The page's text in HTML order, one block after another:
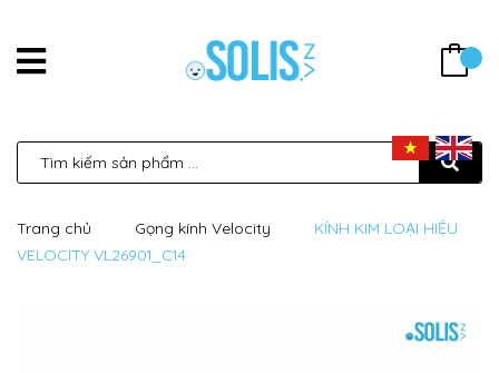
Trang chủ Gọng kính Velocity
KÍNH KIM LOẠI HIỆU
VELOCITY VL26901_C14